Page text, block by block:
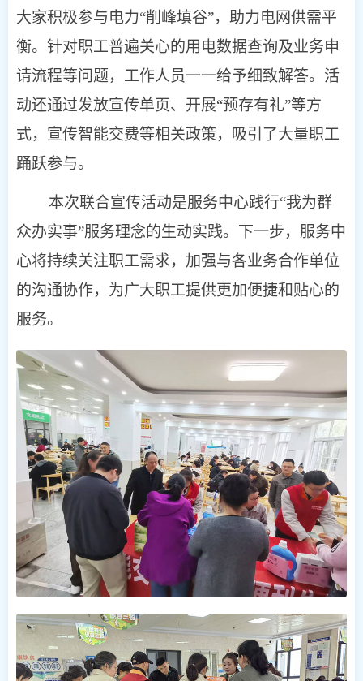
大家积极参与电力“削峰填谷”，助力电网供需平
衡。针对职工普遍关心的用电数据查询及业务申
请流程等问题，工作人员一一给予细致解答。活
动还通过发放宣传单页、开展“预存有礼”等方
式，宣传智能交费等相关政策，吸引了大量职工
踊跃参与。
本次联合宣传活动是服务中心践行“我为群
众办实事”服务理念的生动实践。下一步，服务中
心将持续关注职工需求，加强与各业务合作单位
的沟通协作，为广大职工提供更加便捷和贴心的
服务。